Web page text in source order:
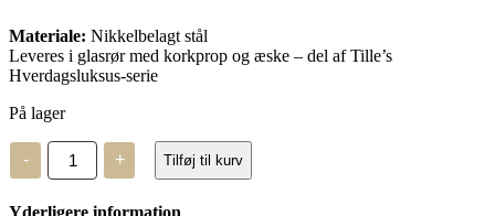
Materiale: Nikkelbelagt stål
Leveres i glasrør med korkprop og æske – del af Tille’s
Hverdagsluksus-serie
På lager
-
Tulip
Tapestry
nåle
–
+ Tilføj til kurv
Yderligere information